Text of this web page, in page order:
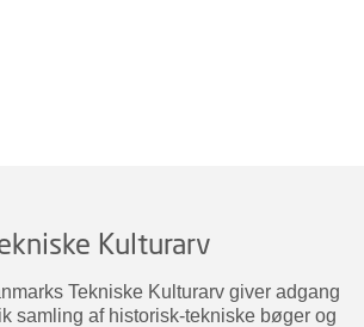
Kulturarv
Tekniske Kulturarv giver adgang
samling af historisk-tekniske bøger og